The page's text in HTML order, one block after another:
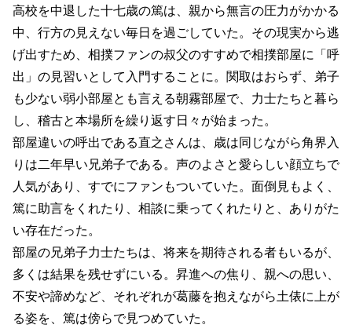
高校を中退した十七歳の篤は、親から無言の圧力がかかる
中、行方の見えない毎日を過ごしていた。その現実から逃
げ出すため、相撲ファンの叔父のすすめで相撲部屋に「呼
出」の見習いとして入門することに。関取はおらず、弟子
も少ない弱小部屋とも言える朝霧部屋で、力士たちと暮ら
し、稽古と本場所を繰り返す日々が始まった。
部屋違いの呼出である直之さんは、歳は同じながら角界入
りは二年早い兄弟子である。声のよさと愛らしい顔立ちで
人気があり、すでにファンもついていた。面倒見もよく、
篤に助言をくれたり、相談に乗ってくれたりと、ありがた
い存在だった。
部屋の兄弟子力士たちは、将来を期待される者もいるが、
多くは結果を残せずにいる。昇進への焦り、親への思い、
不安や諦めなど、それぞれが葛藤を抱えながら土俵に上が
る姿を、篤は傍らで見つめていた。